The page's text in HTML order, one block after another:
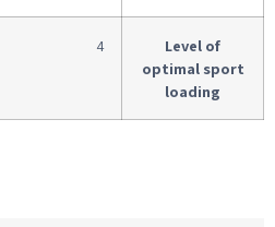
Level of
optimal sport
loading
4